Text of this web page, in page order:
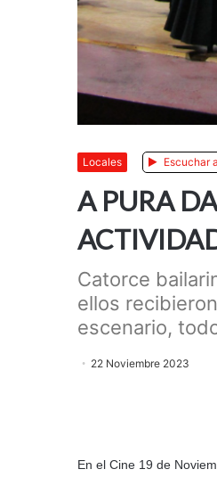
AnteriorSiguiente
Locales Escuchar
A PURA
Catorce
ellos
escenario,
22 Noviembre 2023
En el Cine 19 de